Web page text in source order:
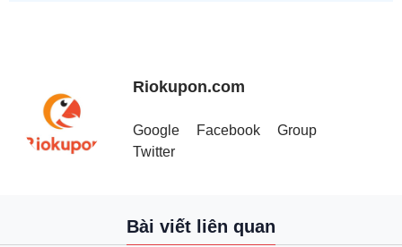
Riokupon.com
Google Facebook
Group
Twitter
Bài viết liên quan